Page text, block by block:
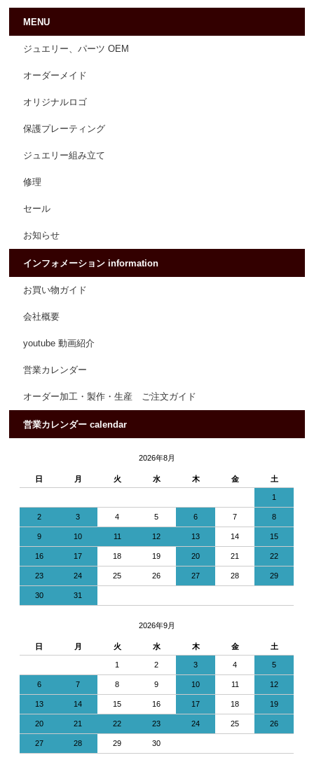
MENU
ジュエリー、パーツ OEM
オーダーメイド
オリジナルロゴ
保護プレーティング
ジュエリー組み立て
修理
セール
お知らせ
インフォメーション information
お買い物ガイド
会社概要
youtube 動画紹介
営業カレンダー
オーダー加工・製作・生産 ご注文ガイド
営業カレンダー calendar
2026年8月
日 月 火 水 木 金 土
1
2 3 4 5 6 7 8
9 10 11 12 13 14 15
16 17 18 19 20 21 22
23 24 25 26 27 28 29
30 31
2026年9月
日 月 火 水 木 金 土
1 2 3 4 5
6 7 8 9 10 11 12
13 14 15 16 17 18 19
20 21 22 23 24 25 26
27 28 29 30